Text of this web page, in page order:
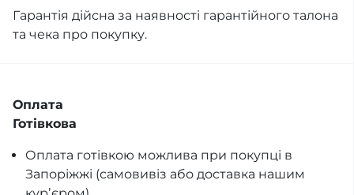
Гарантія дійсна за наявності гарантійного талона
та чека про покупку.
Оплата
Готівкова
Оплата готівкою можлива при покупці в
Запоріжжі (самовивіз або доставка нашим